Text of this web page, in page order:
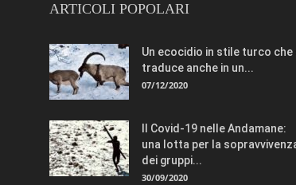
ARTICOLI POPOLARI
Un ecocidio in stile turco che
traduce anche in un...
07/12/2020
Il Covid-19 nelle Andamane:
una lotta per la
dei gruppi...
30/09/2020